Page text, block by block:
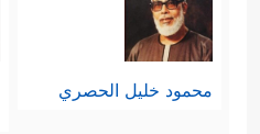
محمود خليل الحصري